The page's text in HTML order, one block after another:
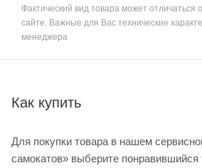
Фактический вид товара может отличаться
сайте. Важные для Вас технические
менеджера
Как купить
Для покупки товара в нашем
самокатов» выберите понравившийся